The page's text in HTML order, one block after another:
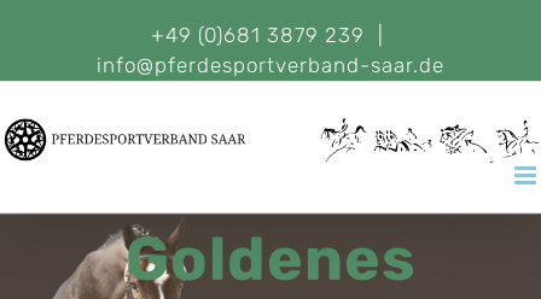
+49 (0)681 3879 239
info@pferdesportverband-saar.de
Goldenes